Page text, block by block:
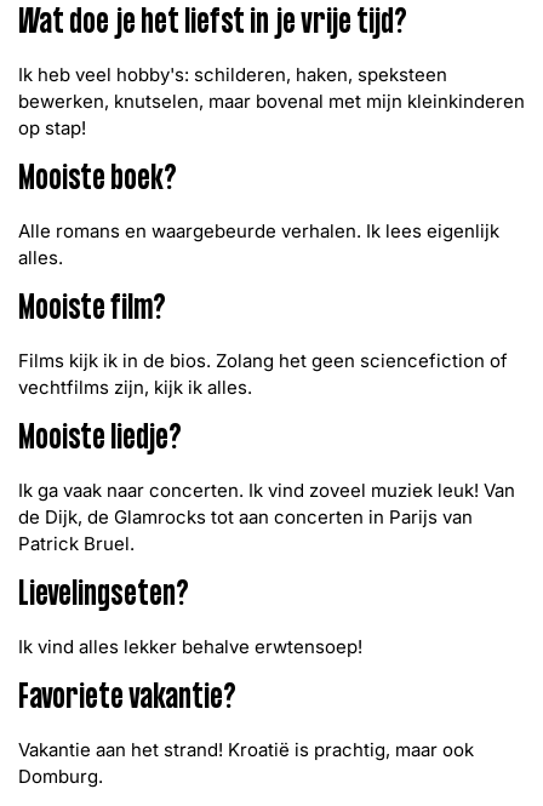
Wat doe je het liefst in je vrije tijd?
Ik heb veel hobby's: schilderen, haken, speksteen
bewerken, knutselen, maar bovenal met mijn kleinkinderen
op stap!
Mooiste boek?
Alle romans en waargebeurde verhalen. Ik lees eigenlijk
alles.
Mooiste film?
Films kijk ik in de bios. Zolang het geen sciencefiction of
vechtfilms zijn, kijk ik alles.
Mooiste liedje?
Ik ga vaak naar concerten. Ik vind zoveel muziek leuk! Van
de Dijk, de Glamrocks tot aan concerten in Parijs van
Patrick Bruel.
Lievelingseten?
Ik vind alles lekker behalve erwtensoep!
Favoriete vakantie?
Vakantie aan het strand! Kroatië is prachtig, maar ook
Domburg.